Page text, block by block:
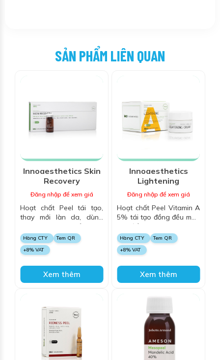
SẢN PHẨM LIÊN QUAN
Innoaesthetics Skin
Recovery
Đăng nhập để xem giá
Hoạt chất Peel tái tạo,
thay mới làn da, dùng
cho mụn bọc, mủ sưng
viêm, giúp thu nhỏ lỗ chân
lông, trắng sáng, trẻ hóa
da
Hàng CTY
Tem QR
+8% VAT
Xem thêm
Innoaesthetics
Lightening
Đăng nhập để xem giá
Hoạt chất Peel Vitamin A
5% tái tạo đồng đều màu
da, điều trị mụn bã, thâm
sau mụn
Hàng CTY
Tem QR
+8% VAT
Xem thêm